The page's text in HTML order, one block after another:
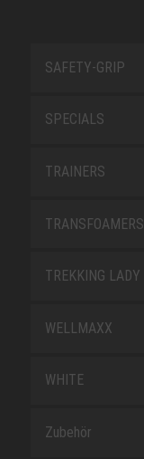
SAFETY-GRIP
SPECIALS
TRAINERS
TRANSFOAMERS
TREKKING LADY
WELLMAXX
WHITE
Zubehör